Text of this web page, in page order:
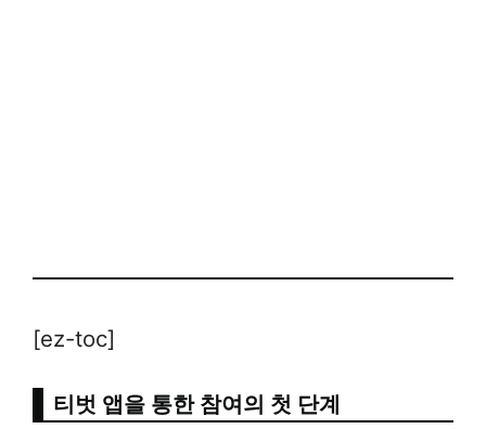
[ez-toc]
티벗 앱을 통한 참여의 첫 단계